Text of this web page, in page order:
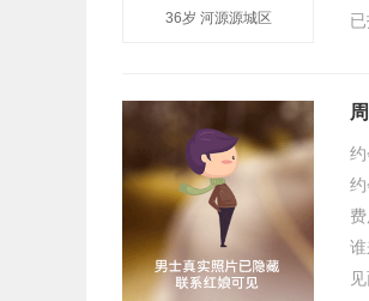
36岁 河源源城区
约
约
谁